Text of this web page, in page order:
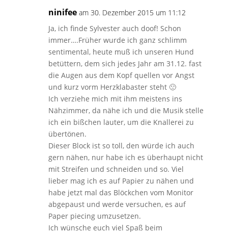
ninifee am 30. Dezember 2015 um 11:12
Ja, ich finde Sylvester auch doof! Schon
immer….Früher wurde ich ganz schlimm
sentimental, heute muß ich unseren Hund
betüttern, dem sich jedes Jahr am 31.12. fast
die Augen aus dem Kopf quellen vor Angst
und kurz vorm Herzklabaster steht 🙁
Ich verziehe mich mit ihm meistens ins
Nähzimmer, da nähe ich und die Musik stelle
ich ein bißchen lauter, um die Knallerei zu
übertönen.
Dieser Block ist so toll, den würde ich auch
gern nähen, nur habe ich es überhaupt nicht
mit Streifen und schneiden und so. Viel
lieber mag ich es auf Papier zu nähen und
habe jetzt mal das Blöckchen vom Monitor
abgepaust und werde versuchen, es auf
Paper piecing umzusetzen.
Ich wünsche euch viel Spaß beim